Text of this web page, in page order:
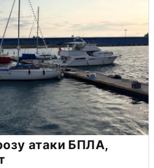
атаки БПЛА,